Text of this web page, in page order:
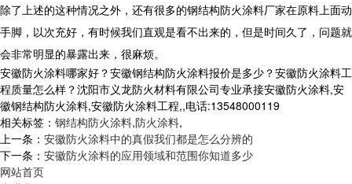
除了上述的这种情况之外，还有很多的钢结构防火涂料厂家在原料上面动
手脚，以次充好，有时候我们直观是看不出来的，但是时间久了，问题就
会非常明显的暴露出来，很麻烦。
安徽防火涂料哪家好？安徽钢结构防火涂料报价是多少？安徽防火涂料工
程质量怎么样？沈阳市义龙防火材料有限公司专业承接安徽防火涂料,安
徽钢结构防火涂料,安徽防火涂料工程,,电话:13548000119
相关标签： 钢结构防火涂料,防火涂料,
上一条： 安徽防火涂料中的真假我们都是怎么分辨的
下一条： 安徽防火涂料的应用领域和范围你知道多少
网站首页